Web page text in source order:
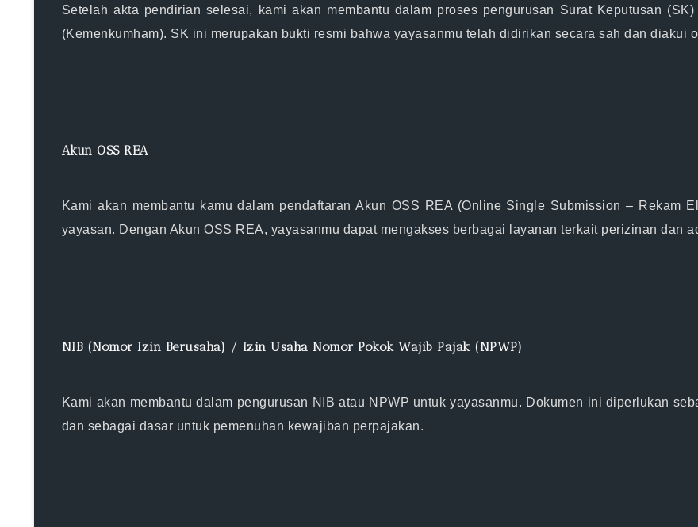
Setelah akta pendirian selesai, kami akan membantu dalam proses pengurusan Surat Keputusan
(Kemenkumham). SK ini merupakan bukti resmi bahwa yayasanmu telah didirikan secara sah dan diakui
Akun OSS REA
Kami akan membantu kamu dalam pendaftaran Akun OSS REA (Online Single Submission – Rekam
yayasan. Dengan Akun OSS REA, yayasanmu dapat mengakses berbagai layanan terkait perizinan dan
NIB (Nomor Izin Berusaha) / Izin Usaha Nomor Pokok Wajib Pajak (NPWP)
Kami akan membantu dalam pengurusan NIB atau NPWP untuk yayasanmu. Dokumen ini diperlukan
dan sebagai dasar untuk pemenuhan kewajiban perpajakan.